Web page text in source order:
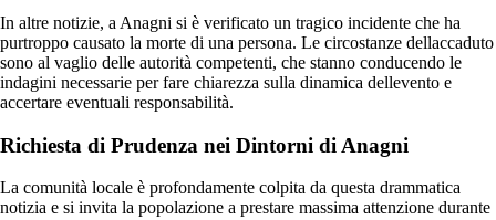
In altre notizie, a Anagni si è verificato un tragico incidente che ha
purtroppo causato la morte di una persona. Le circostanze dellaccaduto
sono al vaglio delle autorità competenti, che stanno conducendo le
indagini necessarie per fare chiarezza sulla dinamica dellevento e
accertare eventuali responsabilità.
Richiesta di Prudenza nei Dintorni di Anagni
La comunità locale è profondamente colpita da questa drammatica
notizia e si invita la popolazione a prestare massima attenzione durante